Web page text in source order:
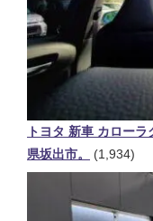
トヨタ 新車 カローラ
県坂出市。
(1,934)